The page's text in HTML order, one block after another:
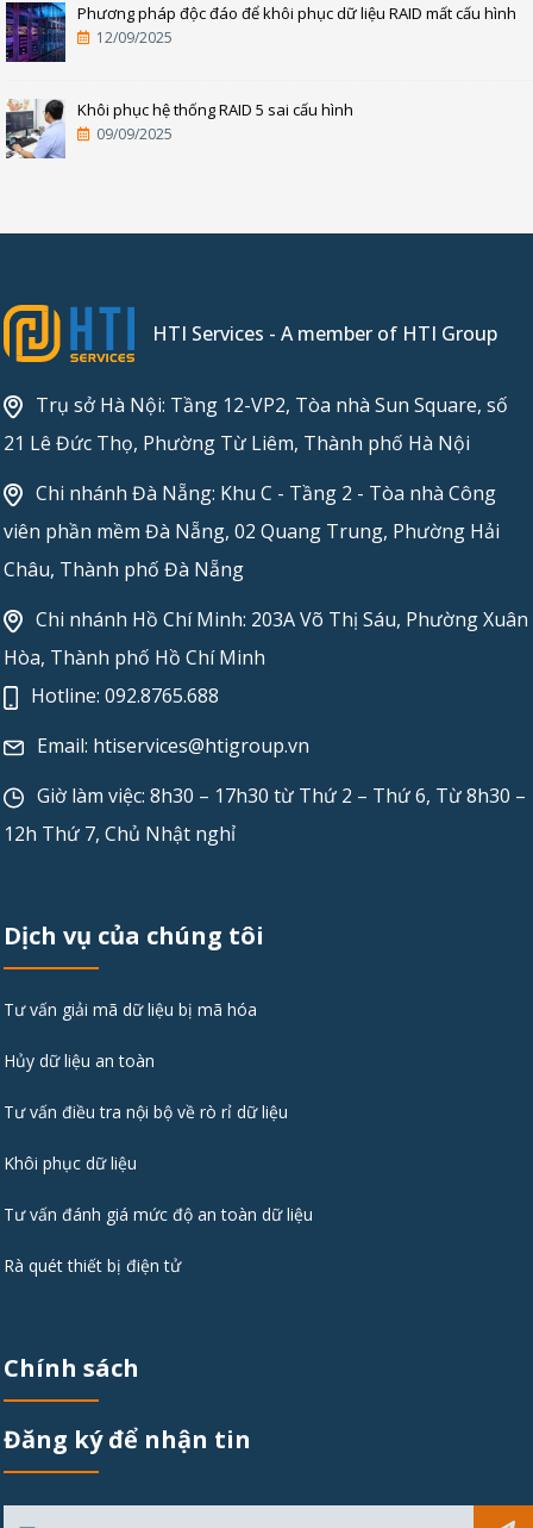
Phương pháp độc đáo để khôi phục dữ liệu RAID mất cấu hình
12/09/2025
Khôi phục hệ thống RAID 5 sai cấu hình
09/09/2025
HTI Services - A member of HTI Group
Trụ sở Hà Nội: Tầng 12-VP2, Tòa nhà Sun Square, số
21 Lê Đức Thọ, Phường Từ Liêm, Thành phố Hà Nội
Chi nhánh Đà Nẵng: Khu C - Tầng 2 - Tòa nhà Công
viên phần mềm Đà Nẵng, 02 Quang Trung, Phường Hải
Châu, Thành phố Đà Nẵng
Chi nhánh Hồ Chí Minh: 203A Võ Thị Sáu, Phường Xuân
Hòa, Thành phố Hồ Chí Minh
Hotline:092.8765.688
Email: htiservices@htigroup.vn
Giờ làm việc: 8h30 – 17h30 từ Thứ 2 – Thứ 6, Từ 8h30 –
12h Thứ 7, Chủ Nhật nghỉ
Dịch vụ của chúng tôi
Tư vấn giải mã dữ liệu bị mã hóa
Hủy dữ liệu an toàn
Tư vấn điều tra nội bộ về rò rỉ dữ liệu
Khôi phục dữ liệu
Tư vấn đánh giá mức độ an toàn dữ liệu
Rà quét thiết bị điện tử
Chính sách
Đăng ký để nhận tin